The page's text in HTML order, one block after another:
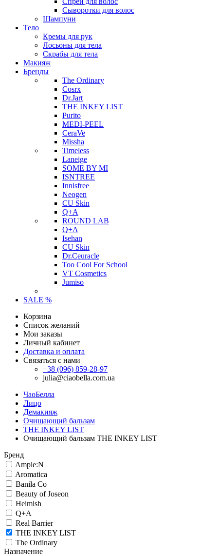
Сыворотки для волос
Шампуни
Тело
Кремы для рук
Лосьоны для тела
Скрабы для тела
Макияж
Бренды
The Ordinary
Cosrx
Dr.Jart
THE INKEY LIST
Purito
MEDI-PEEL
CeraVe
Missha
Timeless
Laneige
SOME BY MI
ISNTREE
Innisfree
Neogen
CU Skin
Q+A
ROUND LAB
Q+A
Isehan
CU Skin
Dr.Ceuracle
Too Cool For School
VT Cosmetics
Jumiso
SALE %
Корзина
Список желаний
Мои заказы
Личный кабинет
Доставка и оплата
Связаться с нами
+38 (096) 859-28-97
julia@ciaobella.com.ua
ЧаоБелла
Лицо
Демакияж
Очищающий бальзам
THE INKEY LIST
Очищающий бальзам THE INKEY LIST
Бренд
Ample:N
Aromatica
Banila Co
Beauty of Joseon
Heimish
Q+A
Real Barrier
THE INKEY LIST
The Ordinary
Назначение